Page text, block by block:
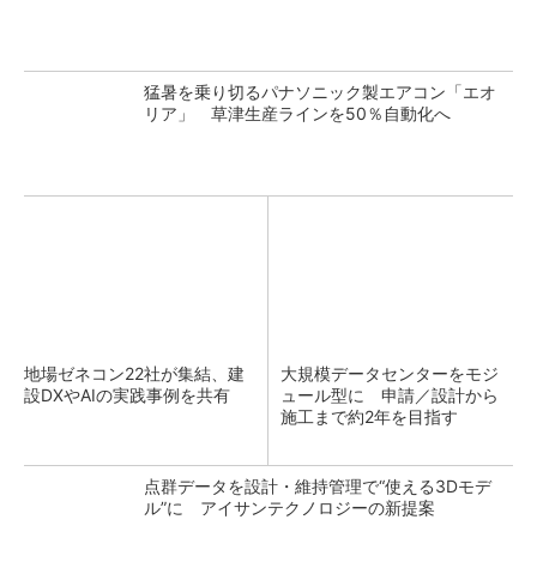
猛暑を乗り切るパナソニック製エアコン「エオ
リア」 草津生産ラインを50％自動化へ
地場ゼネコン22社が集結、建
設DXやAIの実践事例を共有
大規模データセンターをモジ
ュール型に 申請／設計から
施工まで約2年を目指す
点群データを設計・維持管理で“使える3Dモデ
ル”に アイサンテクノロジーの新提案